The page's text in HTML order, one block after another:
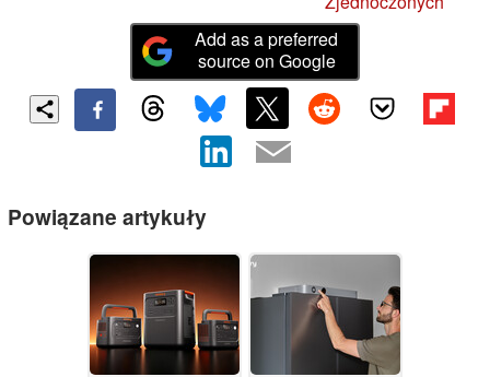
Add as a preferred
source on Google
Powiązane artykuły